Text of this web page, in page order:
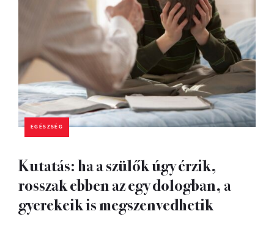
EGÉSZSÉG
Kutatás: ha a szülők úgy érzik,
rosszak ebben az egy dologban, a
gyerekeik is megszenvedhetik